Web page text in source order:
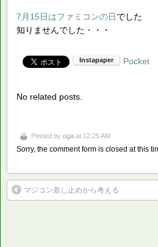
7月15日はファミコンの日でした
知りませんでした・・・
Pocket
No related posts.
Posted by oga at 12:25 AM
Sorry, the comment form is closed at this
マジコン差し止めから考える